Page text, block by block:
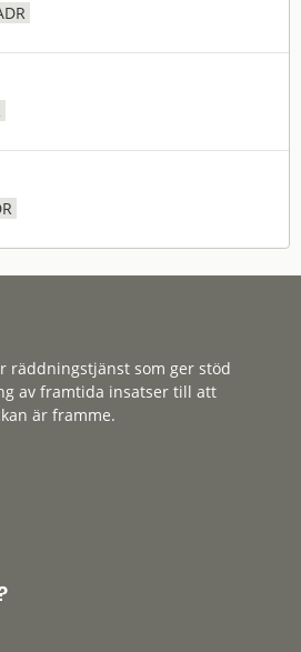
räddningstjänst som ger stöd
av framtida insatser till att
är framme.